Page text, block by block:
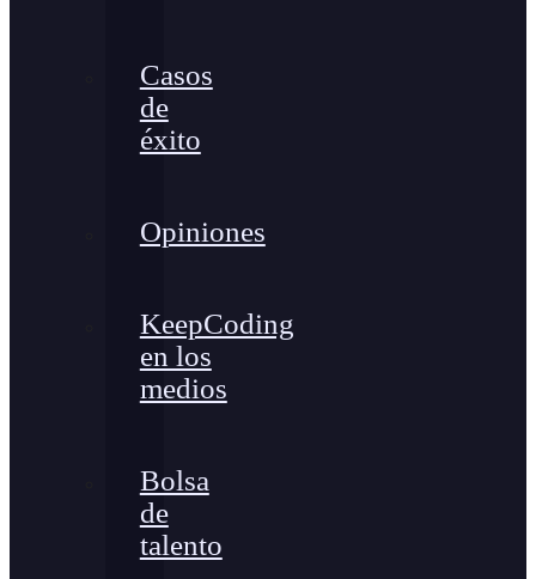
Casos
de
éxito
Opiniones
KeepCoding
en los
medios
Bolsa
de
talento